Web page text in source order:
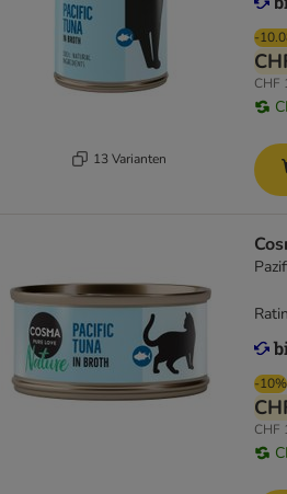
13 Varianten
-
CHF
-10%
CHF